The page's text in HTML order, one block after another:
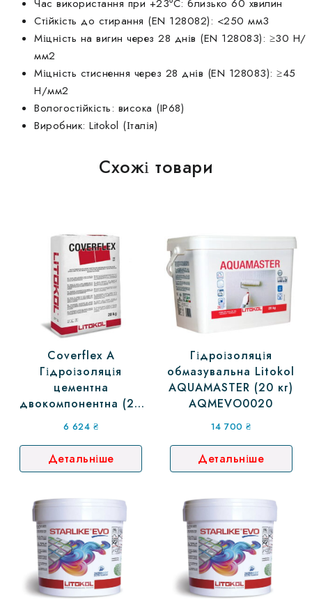
Час використання при +23⁰С: близько 60 хвилин
Стійкість до стирання (EN 128082): <250 мм3
Міцність на вигин через 28 днів (EN 128083): ≥30 Н/
мм2
Міцність стиснення через 28 днів (EN 128083): ≥45
Н/мм2
Вологостійкість: висока (IP68)
Виробник: Litokol (Італія)
Схожі товари
Coverflex A
Гідроізоляція
цементна
двокомпонентна (20
кг) CVF0020
6 624 ₴
Детальніше
Гідроізоляція
обмазувальна Litokol
AQUAMASTER (20 кг)
AQMEVO0020
14 700₴
Детальніше